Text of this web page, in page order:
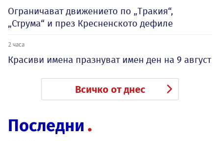
Ограничават движението по „Тракия“,
„Струма“ и през Кресненското дефиле
2 часа
Красиви имена празнуват имен ден на 9 август
Всичко от днес
Последни